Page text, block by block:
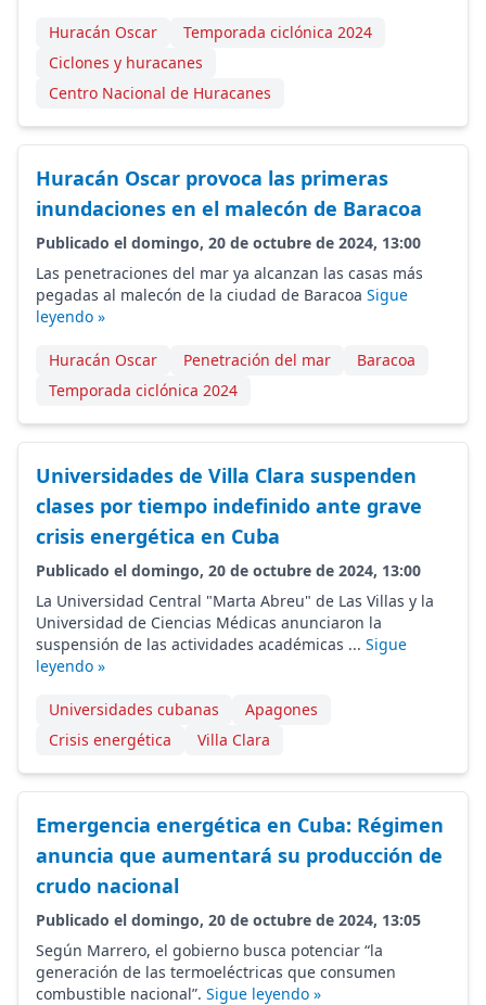
Huracán Oscar
Temporada ciclónica 2024
Ciclones y huracanes
Centro Nacional de Huracanes
Huracán Oscar provoca las primeras
inundaciones en el malecón de Baracoa
Publicado el domingo, 20 de octubre de 2024, 13:00
Las penetraciones del mar ya alcanzan las casas más
pegadas al malecón de la ciudad de Baracoa Sigue
leyendo »
Huracán Oscar Penetración del mar
Baracoa
Temporada ciclónica 2024
Universidades de Villa Clara suspenden
clases por tiempo indefinido ante grave
crisis energética en Cuba
Publicado el domingo, 20 de octubre de 2024, 13:00
La Universidad Central "Marta Abreu" de Las Villas y la
Universidad de Ciencias Médicas anunciaron la
suspensión de las actividades académicas ... Sigue
leyendo »
Universidades cubanas
Apagones
Crisis energética
Villa Clara
Emergencia energética en Cuba: Régimen
anuncia que aumentará su producción de
crudo nacional
Publicado el domingo, 20 de octubre de 2024, 13:05
Según Marrero, el gobierno busca potenciar “la
generación de las termoeléctricas que consumen
combustible nacional”. Sigue leyendo »